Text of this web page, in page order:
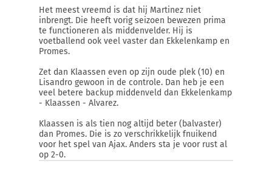
Het meest vreemd is dat hij Martinez niet
inbrengt. Die heeft vorig seizoen bewezen prima
te functioneren als middenvelder. Hij is
voetballend ook veel vaster dan Ekkelenkamp en
Promes.
Zet dan Klaassen even op zijn oude plek (10) en
Lisandro gewoon in de controle. Dan heb je een
veel betere backup middenveld dan Ekkelenkamp
- Klaassen - Alvarez.
Klaassen is als tien nog altijd beter (balvaster)
dan Promes. Die is zo verschrikkelijk fnuikend
voor het spel van Ajax. Anders sta je voor rust al
op 2-0.